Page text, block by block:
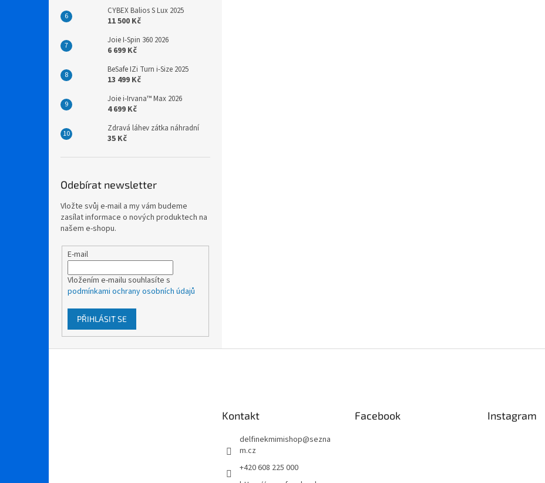
CYBEX Balios S Lux 2025
11 500 Kč
Joie I-Spin 360 2026
6 699 Kč
BeSafe IZi Turn i-Size 2025
13 499 Kč
Joie i-Irvana™ Max 2026
4 699 Kč
Zdravá láhev zátka náhradní
35 Kč
Odebírat newsletter
Vložte svůj e-mail a my vám budeme
zasílat informace o nových produktech na
našem e-shopu.
E-mail
Vložením e-mailu souhlasíte s
podmínkami ochrany osobních údajů
PŘIHLÁSIT SE
Kontakt
delfinekmimishop@sezna
m.cz
+420 608 225 000
Facebook Instagram